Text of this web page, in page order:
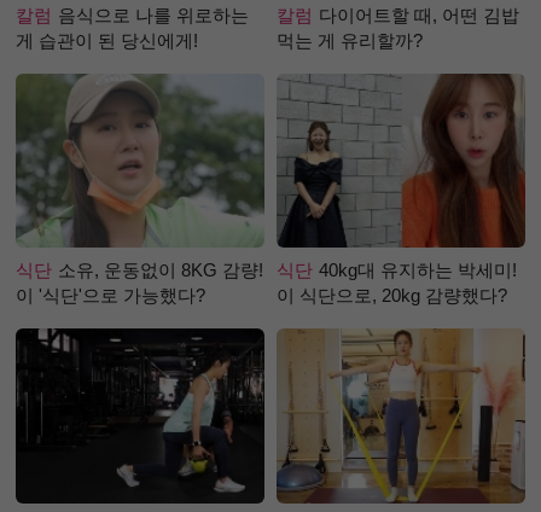
칼럼 음식으로 나를 위로하는
게 습관이 된 당신에게!
칼럼 다이어트할 때, 어떤 김밥
먹는 게 유리할까?
식단 소유, 운동없이 8KG 감량!
이 '식단'으로 가능했다?
식단 40kg대 유지하는 박세미!
이 식단으로, 20kg 감량했다?